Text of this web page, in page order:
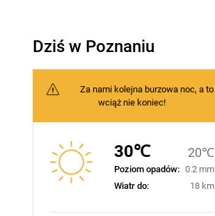
Dziś w Poznaniu
Za nami kolejna burzowa noc, a to
wciąż nie koniec!
30℃ 20℃
Poziom opadów: 0.2 mm
Wiatr do:
18 km